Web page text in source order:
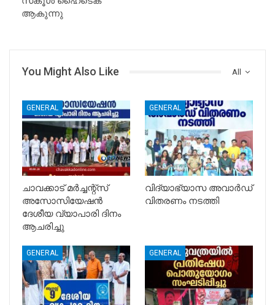
ആകുന്നു
All
You Might Also Like
GENERAL
ചാവക്കാട് മർച്ചന്റ്സ്
അസോസിയേഷൻ
ദേശീയ വ്യാപാരി ദിനം
ആചരിച്ചു
GENERAL
വിദ്യാഭ്യാസ അവാർഡ്
വിതരണം നടത്തി
GENERAL GENERAL